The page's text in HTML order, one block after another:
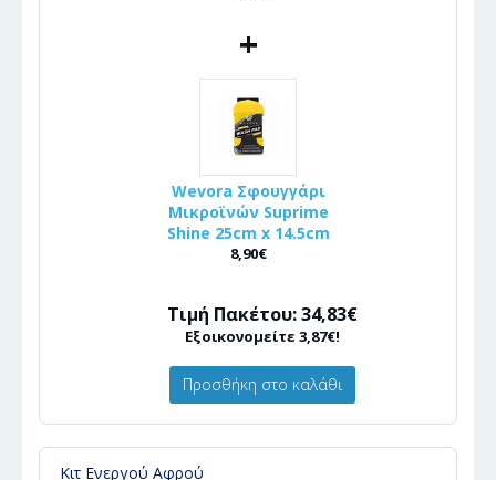
+
Wevora Σφουγγάρι
Μικροϊνών Suprime
Shine 25cm x 14.5cm
8,90€
Τιμή Πακέτου: 34,83€
Εξοικονομείτε 3,87€!
Προσθήκη στο καλάθι
Κιτ Ενεργού Αφρού